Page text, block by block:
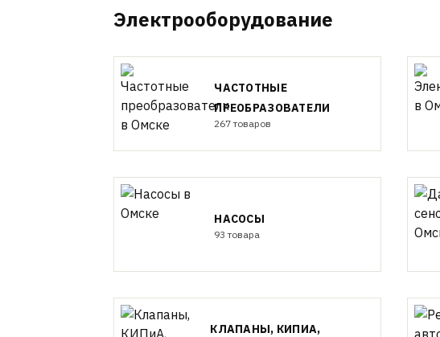
Электрооборудование
ЧАСТОТНЫЕ
ПРЕОБРАЗОВАТЕЛИ
267 товаров
НАСОСЫ
93 товара
КЛАПАНЫ, КИПИА,